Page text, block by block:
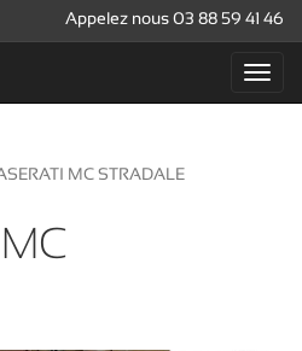
Appelez nous 03 88 59 41 46
MC STRADALE